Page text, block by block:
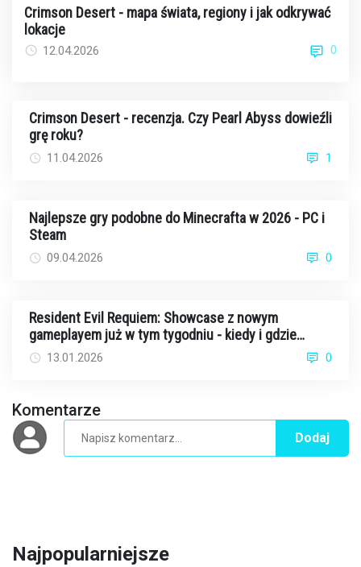
Crimson Desert - mapa świata, regiony i jak odkrywać
lokacje
12.04.2026 0
Crimson Desert - recenzja. Czy Pearl Abyss dowieźli
grę roku?
11.04.2026 1
Najlepsze gry podobne do Minecrafta w 2026 - PC i
Steam
09.04.2026 0
Resident Evil Requiem: Showcase z nowym
gameplayem już w tym tygodniu - kiedy i gdzie
oglądać?
13.01.2026 0
Komentarze
Dodaj
Najpopularniejsze